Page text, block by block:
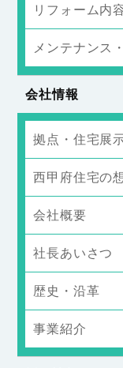
リフォーム内
メンテナンス
会社情報
拠点・住宅展
西甲府住宅の
会社概要
社長あいさつ
歴史・沿革
事業紹介